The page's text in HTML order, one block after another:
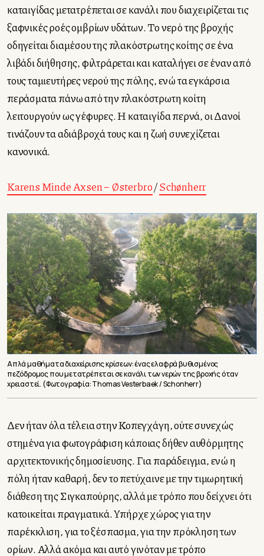
καταιγίδας μετατρέπεται σε κανάλι που διαχειρίζεται τις
ξαφνικές ροές ομβρίων υδάτων. Το νερό της βροχής
οδηγείται διαμέσου της πλακόστρωτης κοίτης σε ένα
λιβάδι διήθησης, φιλτράρεται και καταλήγει σε έναν από
τους ταμιευτήρες νερού της πόλης, ενώ τα εγκάρσια
περάσματα πάνω από την πλακόστρωτη κοίτη
λειτουργούν ως γέφυρες. Η καταιγίδα περνά, οι Δανοί
τινάζουν τα αδιάβροχά τους και η ζωή συνεχίζεται
κανονικά.
Karens Minde Axsen –Østerbro/Schønherr
Απλά μαθήματα διαχείρισης κρίσεων: ένας ελαφρά βυθισμένος
πεζόδρομος που μετατρέπεται σε κανάλι των νερών της βροχής όταν
χρειαστεί. (Φωτογραφία: Thomas Vesterbaek / Schonherr)
Δεν ήταν όλα τέλεια στην Κοπεγχάγη, ούτε συνεχώς
στημένα για φωτογράφιση κάποιας δήθεν αυθόρμητης
αρχιτεκτονικής δημοσίευσης. Για παράδειγμα, ενώη
πόλη ήταν καθαρή, δεν το πετύχαινε με την τιμωρητική
διάθεση της Σιγκαπούρης, αλλά με τρόπο που δείχνει ότι
κατοικείται πραγματικά.Υπήρχε χώρος για την
παρέκκλιση, για το ξέσπασμα, για την πρόκληση των
ορίων. Αλλά ακόμα και αυτό γινόταν με τρόπο